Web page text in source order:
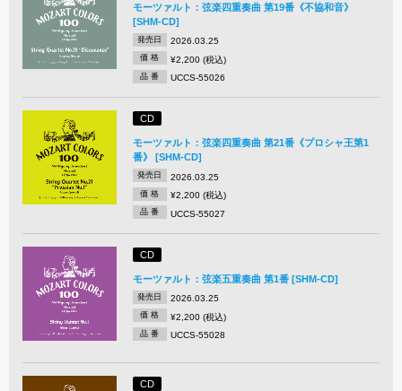
モーツァルト：弦楽四重奏曲 第19番《不協和音》
[SHM-CD]
発売日 2026.03.25
価 格 ¥2,200 (税込)
品 番 UCCS-55026
CD
モーツァルト：弦楽四重奏曲 第21番《プロシャ王第1
番》 [SHM-CD]
発売日 2026.03.25
価 格 ¥2,200 (税込)
品 番 UCCS-55027
CD
モーツァルト：弦楽五重奏曲 第1番 [SHM-CD]
発売日 2026.03.25
価 格 ¥2,200 (税込)
品 番 UCCS-55028
CD